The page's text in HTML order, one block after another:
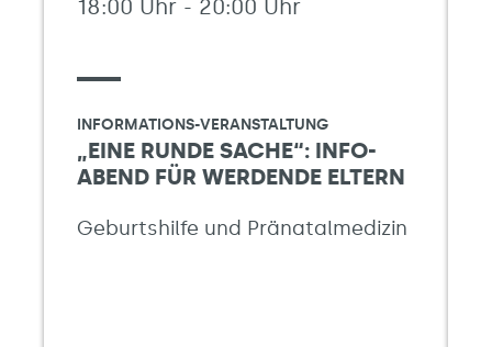
18:00 Uhr - 20:00 Uhr
INFORMATIONS-VERANSTALTUNG
„EINE RUNDE SACHE“: INFO-
ABEND FÜR WERDENDE ELTERN
Geburtshilfe und Pränatalmedizin